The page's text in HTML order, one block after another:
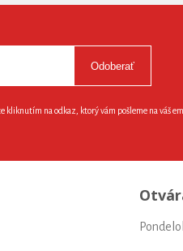
Odoberať
na odkaz, ktorý vám pošleme na váš